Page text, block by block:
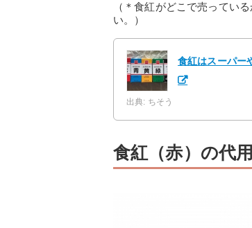
（＊食紅がどこで売ってい
い。）
食紅はスーパー
出典: ちそう
食紅（赤）の代